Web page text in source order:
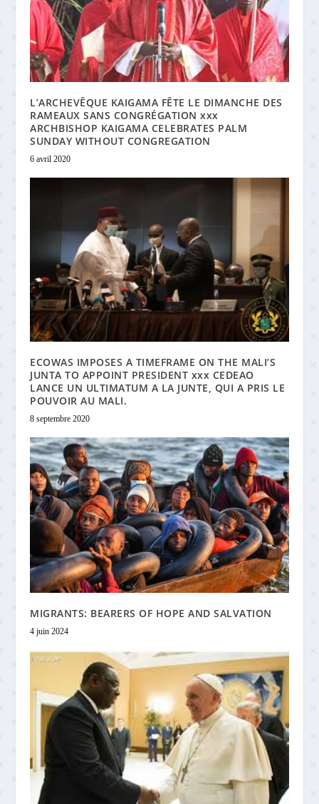
L’ARCHEVÊQUE KAIGAMA FÊTE LE DIMANCHE DES
RAMEAUX SANS CONGRÉGATION xxx
ARCHBISHOP KAIGAMA CELEBRATES PALM
SUNDAY WITHOUT CONGREGATION
6 avril 2020
ECOWAS IMPOSES A TIMEFRAME ON THE MALI’S
JUNTA TO APPOINT PRESIDENT xxx CEDEAO
LANCE UN ULTIMATUM A LA JUNTE, QUI A PRIS LE
POUVOIR AU MALI.
8 septembre 2020
MIGRANTS: BEARERS OF HOPE AND SALVATION
4 juin 2024